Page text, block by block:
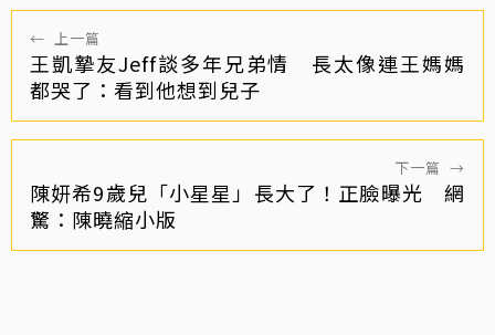
← 上一篇
王凱摯友Jeff談多年兄弟情 長太像連王媽媽
都哭了：看到他想到兒子
下一篇 →
陳妍希9歲兒「小星星」長大了！正臉曝光 網
驚：陳曉縮小版